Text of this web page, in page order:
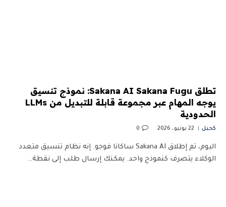
تطلق Sakana AI Sakana Fugu: نموذج تنسيق
يوجه المهام عبر مجموعة قابلة للتبديل من LLMs
الحدودية
كحيل 22 يونيو، 2026 0
اليوم، تم إطلاق Sakana AI ساكانا فوجو. إنه نظام تنسيق متعدد
الوكلاء يتصرف كنموذج واحد. يمكنك إرسال طلب إلى نقطة…